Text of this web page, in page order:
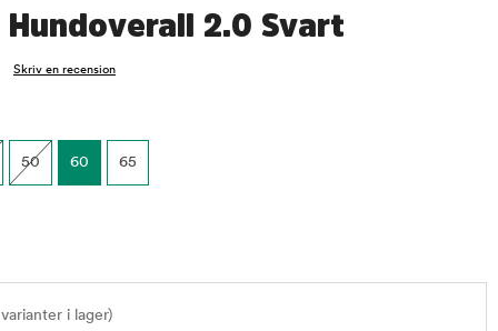
Hundoverall 2.0 Svart
Skriv en recension
50 60 65
i lager)